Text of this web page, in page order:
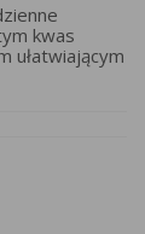
kwas
ułatwiającym